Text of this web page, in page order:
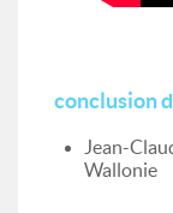
conclusion
Jean-
Wallonie